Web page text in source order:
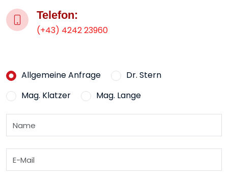
Telefon:
(+43) 4242 23960
Allgemeine Anfrage
Dr. Stern
Mag. Klatzer
Mag. Lange